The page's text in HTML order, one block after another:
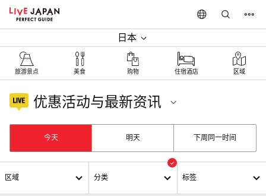
日本
旅游景点 美食 购物 住宿酒店 区域
优惠活动与最新资讯
今天 明天 下周同一时间
区域 分类 标签